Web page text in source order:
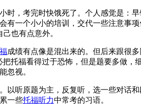
，考完时快饿死了。个人感觉是：
有一个小小的培训，交代一些注意事
也有点意外。
成绩有点像是混出来的。但后来跟很
托福看得过于恐怖，但是题要多做，
忽视。
以听原题为主，反复听，选一些对话
一些托福听力中常考的习语。